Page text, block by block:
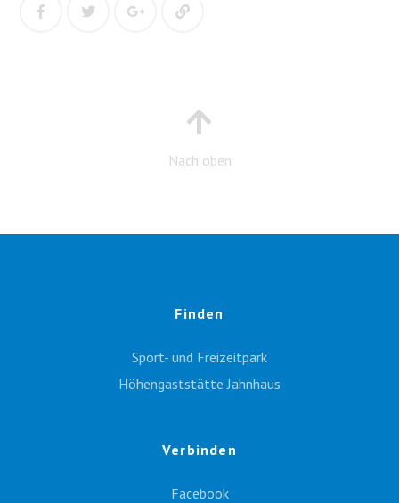
Nach oben
Finden
Sport- und Freizeitpark
Höhengaststätte Jahnhaus
Verbinden
Facebook